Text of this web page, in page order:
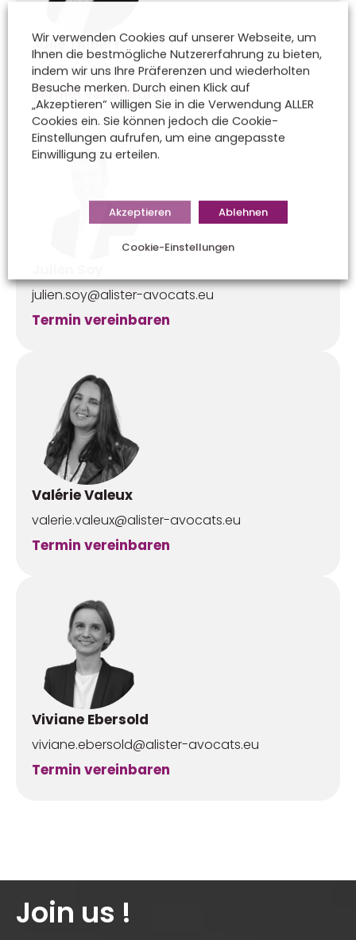
Julie Thibert
julie.thibert@alister-avocats.eu
Termin vereinbaren
julien.soy@alister-avocats.eu
Termin vereinbaren
Valérie Valeux
valerie.valeux@alister-avocats.eu
Termin vereinbaren
Viviane Ebersold
viviane.ebersold@alister-avocats.eu
Termin vereinbaren
Join us !
Wir verwenden Cookies auf unserer Webseite, um
Ihnen die bestmögliche Nutzererfahrung zu bieten,
indem wir uns Ihre Präferenzen und wiederholten
Besuche merken. Durch einen Klick auf
„Akzeptieren“ willigen Sie in die Verwendung ALLER
Cookies ein. Sie können jedoch die Cookie-
Einstellungen aufrufen, um eine angepasste
Einwilligung zu erteilen.
Akzeptieren Ablehnen
Cookie-Einstellungen